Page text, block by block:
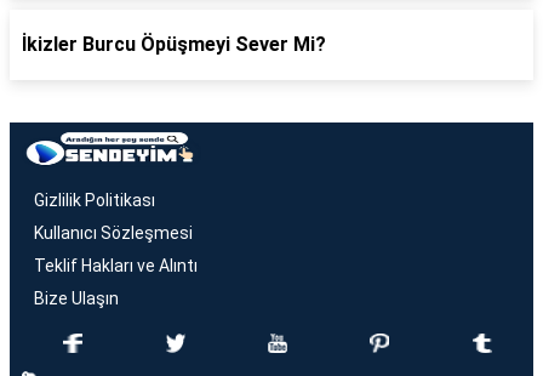
İkizler Burcu Öpüşmeyi Sever Mi?
Gizlilik Politikası
Kullanıcı Sözleşmesi
Teklif Hakları ve Alıntı
Bize Ulaşın